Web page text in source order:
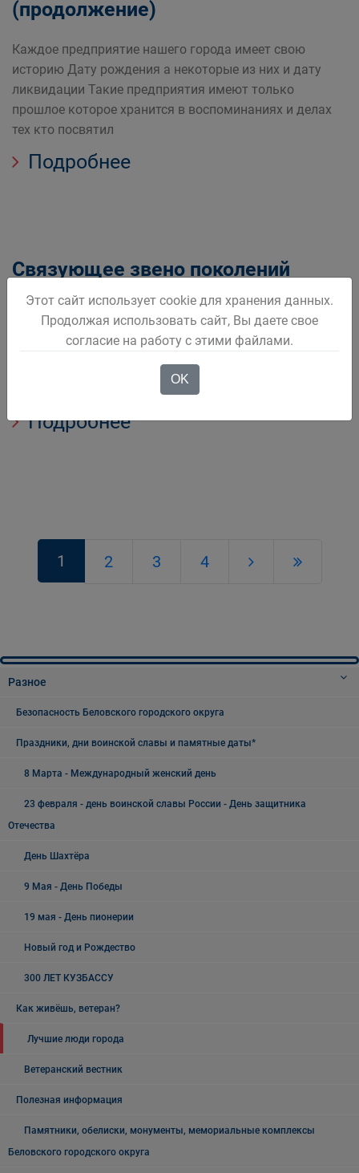
(продолжение)
Каждое предприятие нашего города имеет свою
историю Дату рождения а некоторые из них и дату
ликвидации Такие предприятия имеют только
прошлое которое хранится в воспоминаниях и делах
тех кто посвятил
Подробнее
Связующее звено поколений
Вчера и завтра между ними стоит день сегодняшний И
думая о завтрашнем дне о будущем нового поколения
должны мы рассказывать о своём прошлом детям и
внукам Готовя их к самостоятельной жизни давая им
Подробнее
1 2 3 4
Разное
Безопасность Беловского городского округа
Праздники, дни воинской славы и памятные даты*
8 Марта - Международный женский день
23 февраля - день воинской славы России - День защитника
Отечества
День Шахтёра
9 Мая - День Победы
19 мая - День пионерии
Новый год и Рождество
300 ЛЕТ КУЗБАССУ
Как живёшь, ветеран?
Лучшие люди города
Ветеранский вестник
Полезная информация
Памятники, обелиски, монументы, мемориальные комплексы
Беловского городского округа
Этот сайт использует cookie для хранения данных.
Продолжая использовать сайт, Вы даете свое
согласие на работу с этими файлами.
OK